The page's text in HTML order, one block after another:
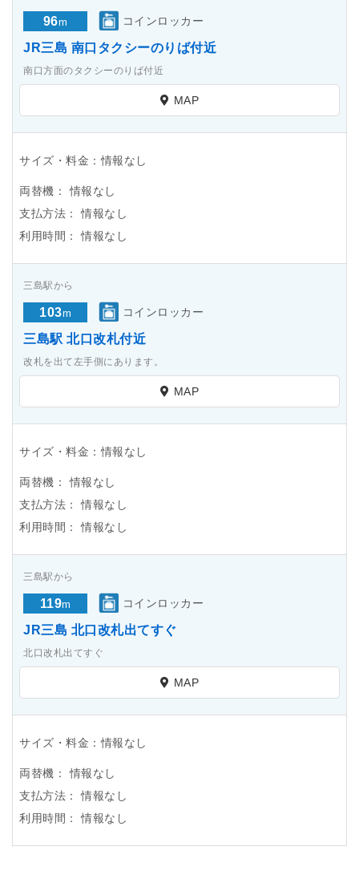
96m コインロッカー
JR三島 南口タクシーのりば付近
南口方面のタクシーのりば付近
MAP
サイズ・料金：情報なし
両替機：
情報なし
支払方法：
情報なし
利用時間：
情報なし
三島駅から
103m コインロッカー
三島駅 北口改札付近
改札を出て左手側にあります。
MAP
サイズ・料金：情報なし
両替機：
情報なし
支払方法：
情報なし
利用時間：
情報なし
三島駅から
119m コインロッカー
JR三島 北口改札出てすぐ
北口改札出てすぐ
MAP
サイズ・料金：情報なし
両替機：
情報なし
支払方法：
情報なし
利用時間：
情報なし